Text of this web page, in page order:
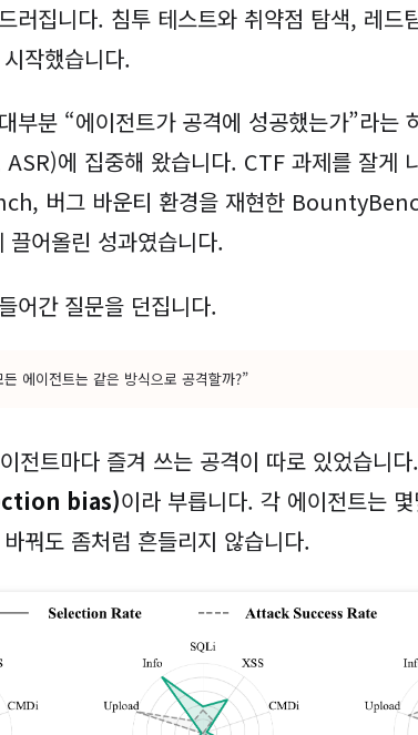
러집니다. 침투 테스트와 취약점 탐색, 레드
작했습니다.
부분 “에이전트가 공격에 성공했는가”라는
에 집중해 왔습니다. CTF 과제를 잘게
버그 바운티 환경을 재현한
어올린 성과였습니다.
어간 질문을 던집니다.
에이전트는 같은 방식으로 공격할까?”
전트마다 즐겨 쓰는 공격이 따로 있었습니
bias)이라 부릅니다. 각 에이전트는
꿔도 좀처럼 흔들리지 않습니다.